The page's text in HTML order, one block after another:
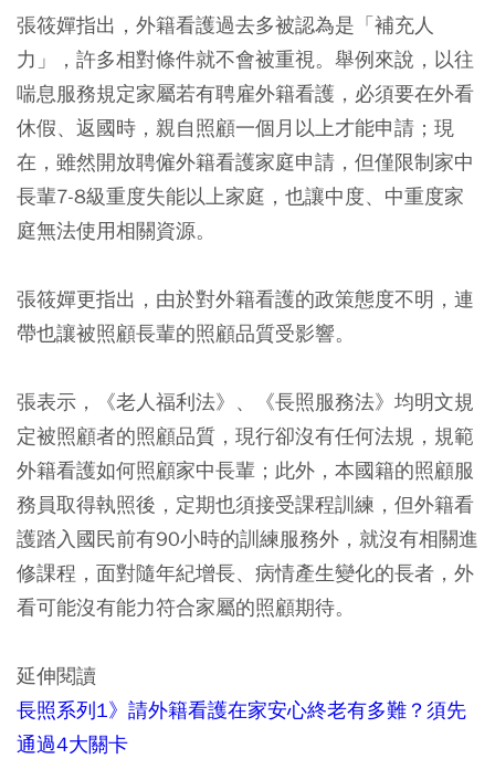
張筱嬋指出，外籍看護過去多被認為是「補充人
力」，許多相對條件就不會被重視。舉例來說，以往
喘息服務規定家屬若有聘雇外籍看護，必須要在外看
休假、返國時，親自照顧一個月以上才能申請；現
在，雖然開放聘僱外籍看護家庭申請，但僅限制家中
長輩7-8級重度失能以上家庭，也讓中度、中重度家
庭無法使用相關資源。
張筱嬋更指出，由於對外籍看護的政策態度不明，連
帶也讓被照顧長輩的照顧品質受影響。
張表示，《老人福利法》、《長照服務法》均明文規
定被照顧者的照顧品質，現行卻沒有任何法規，規範
外籍看護如何照顧家中長輩；此外，本國籍的照顧服
務員取得執照後，定期也須接受課程訓練，但外籍看
護踏入國民前有90小時的訓練服務外，就沒有相關進
修課程，面對隨年紀增長、病情產生變化的長者，外
看可能沒有能力符合家屬的照顧期待。
延伸閱讀
長照系列1》請外籍看護在家安心終老有多難？須先
通過4大關卡